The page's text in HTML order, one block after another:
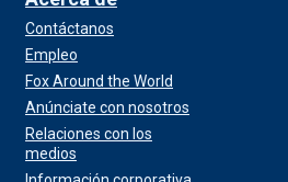
Contáctanos
Empleo
Fox Around the World
Anúnciate con nosotros
Relaciones con los
medios